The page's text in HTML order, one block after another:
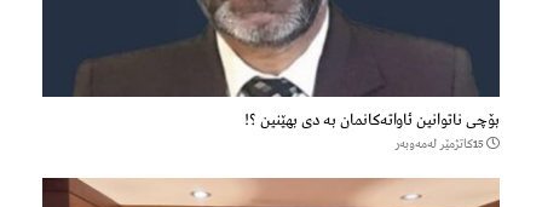
بۆچی ناتوانین ئاواتەکانمان بە دی بهێنین ؟!
15كاتژمێر لەمەوبەر